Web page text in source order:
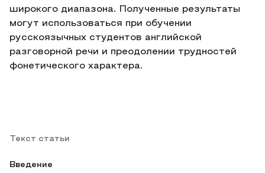
широкого диапазона. Полученные результаты
могут использоваться при обучении
русскоязычных студентов английской
разговорной речи и преодолении трудностей
фонетического характера.
Текст статьи
Введение